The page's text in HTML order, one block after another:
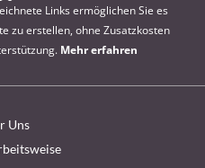
Links ermöglichen Sie es
zu erstellen, ohne Zusatzkosten
Mehr erfahren
Uns